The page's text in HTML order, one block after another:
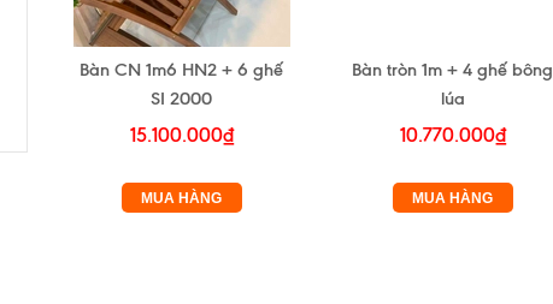
Bàn CN 1m6 HN2 + 6 ghế
SI 2000
15.100.000₫
MUA HÀNG
Bàn tròn 1m + 4 ghế bông
lúa
10.770.000₫
MUA HÀNG